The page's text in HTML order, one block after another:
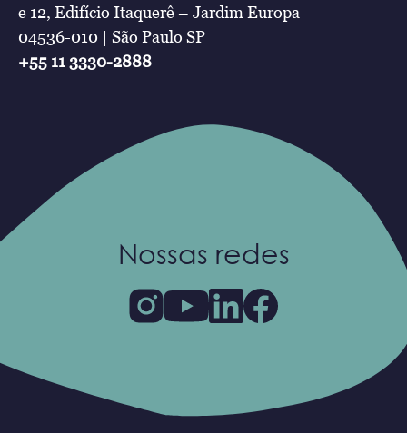
e 12, Edifício Itaquerê – Jardim Europa
04536-010 | São Paulo SP
+55 11 3330-2888
Nossas redes